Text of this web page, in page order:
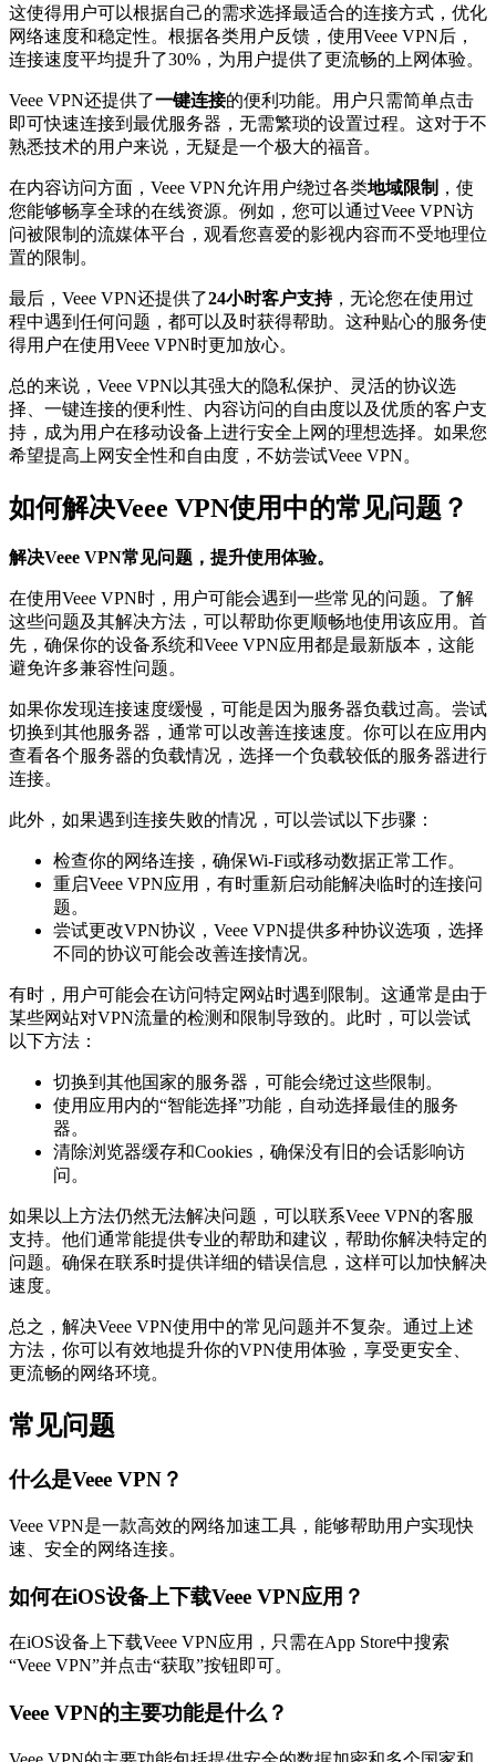
这使得用户可以根据自己的需求选择最适合的连接方式，优化
网络速度和稳定性。根据各类用户反馈，使用Veee VPN后，
连接速度平均提升了30%，为用户提供了更流畅的上网体验。
Veee VPN还提供了一键连接的便利功能。用户只需简单点击
即可快速连接到最优服务器，无需繁琐的设置过程。这对于不
熟悉技术的用户来说，无疑是一个极大的福音。
在内容访问方面，Veee VPN允许用户绕过各类地域限制 ，使
您能够畅享全球的在线资源。例如，您可以通过Veee VPN访
问被限制的流媒体平台，观看您喜爱的影视内容而不受地理位
置的限制。
最后，Veee VPN还提供了24小时客户支持，无论您在使用过
程中遇到任何问题，都可以及时获得帮助。这种贴心的服务使
得用户在使用Veee VPN时更加放心。
总的来说，Veee VPN以其强大的隐私保护、灵活的协议选
择、一键连接的便利性、内容访问的自由度以及优质的客户支
持，成为用户在移动设备上进行安全上网的理想选择。如果您
希望提高上网安全性和自由度，不妨尝试Veee VPN。
如何解决Veee VPN使用中的常见问题？
解决Veee VPN常见问题，提升使用体验。
在使用Veee VPN时，用户可能会遇到一些常见的问题。了解
这些问题及其解决方法，可以帮助你更顺畅地使用该应用。首
先，确保你的设备系统和Veee VPN应用都是最新版本，这能
避免许多兼容性问题。
如果你发现连接速度缓慢，可能是因为服务器负载过高。尝试
切换到其他服务器，通常可以改善连接速度。你可以在应用内
查看各个服务器的负载情况，选择一个负载较低的服务器进行
连接。
此外，如果遇到连接失败的情况，可以尝试以下步骤：
检查你的网络连接，确保Wi-Fi或移动数据正常工作。
重启Veee VPN应用，有时重新启动能解决临时的连接问
题。
尝试更改VPN协议，Veee VPN提供多种协议选项，选择
不同的协议可能会改善连接情况。
有时，用户可能会在访问特定网站时遇到限制。这通常是由于
某些网站对VPN流量的检测和限制导致的。此时，可以尝试
以下方法：
切换到其他国家的服务器，可能会绕过这些限制。
使用应用内的“智能选择”功能，自动选择最佳的服务
器。
清除浏览器缓存和Cookies，确保没有旧的会话影响访
问。
如果以上方法仍然无法解决问题，可以联系Veee VPN的客服
支持。他们通常能提供专业的帮助和建议，帮助你解决特定的
问题。确保在联系时提供详细的错误信息，这样可以加快解决
速度。
总之，解决Veee VPN使用中的常见问题并不复杂。通过上述
方法，你可以有效地提升你的VPN使用体验，享受更安全、
更流畅的网络环境。
常见问题
什么是Veee VPN？
Veee VPN是一款高效的网络加速工具，能够帮助用户实现快
速、安全的网络连接。
如何在iOS设备上下载Veee VPN应用？
在iOS设备上下载Veee VPN应用，只需在App Store中搜索
“Veee VPN”并点击“获取”按钮即可。
Veee VPN的主要功能是什么？